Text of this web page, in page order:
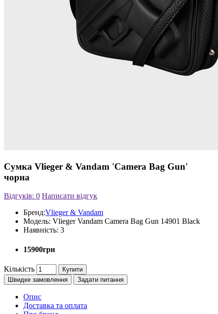
Сумка Vlieger & Vandam 'Camera Bag Gun'
чорна
Відгуків: 0 Написати відгук
Бренд:Vlieger & Vandam
Модель: Vlieger Vandam Camera Bag Gun 14901 Black
Наявність: 3
15900грн
Кількість
Купити
Швидке замовлення
Задати питання
Опис
Доставка та оплата